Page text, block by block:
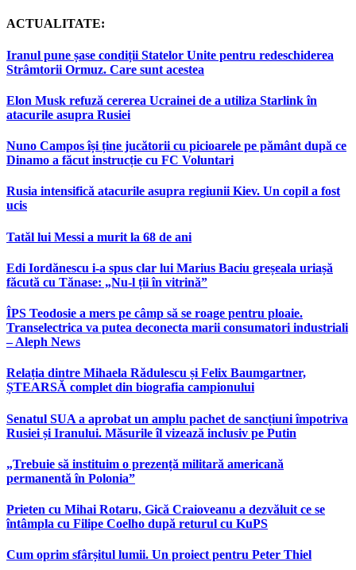
ACTUALITATE:
Iranul pune șase condiții Statelor Unite pentru redeschiderea
Strâmtorii Ormuz. Care sunt acestea
Elon Musk refuză cererea Ucrainei de a utiliza Starlink în
atacurile asupra Rusiei
Nuno Campos își ține jucătorii cu picioarele pe pământ după ce
Dinamo a făcut instrucție cu FC Voluntari
Rusia intensifică atacurile asupra regiunii Kiev. Un copil a fost
ucis
Tatăl lui Messi a murit la 68 de ani
Edi Iordănescu i-a spus clar lui Marius Baciu greșeala uriașă
făcută cu Tănase: „Nu-l ții în vitrină”
ÎPS Teodosie a mers pe câmp să se roage pentru ploaie.
Transelectrica va putea deconecta marii consumatori industriali
– Aleph News
Relația dintre Mihaela Rădulescu și Felix Baumgartner,
ȘTEARSĂ complet din biografia campionului
Senatul SUA a aprobat un amplu pachet de sancțiuni împotriva
Rusiei și Iranului. Măsurile îl vizează inclusiv pe Putin
„Trebuie să instituim o prezență militară americană
permanentă în Polonia”
Prieten cu Mihai Rotaru, Gică Craioveanu a dezvăluit ce se
întâmpla cu Filipe Coelho după returul cu KuPS
Cum oprim sfârșitul lumii. Un proiect pentru Peter Thiel